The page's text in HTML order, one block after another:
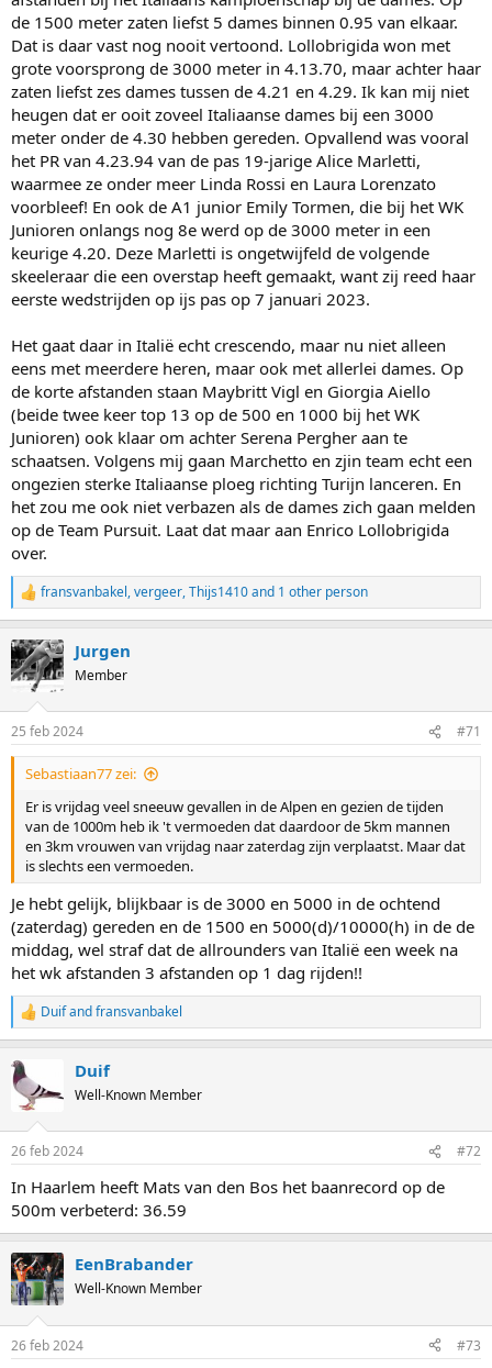
de 1500 meter zaten liefst 5 dames binnen 0.95 van elkaar.
Dat is daar vast nog nooit vertoond. Lollobrigida won met
grote voorsprong de 3000 meter in 4.13.70, maar achter haar
zaten liefst zes dames tussen de 4.21 en 4.29. Ik kan mij niet
heugen dat er ooit zoveel Italiaanse dames bij een 3000
meter onder de 4.30 hebben gereden. Opvallend was vooral
het PR van 4.23.94 van de pas 19-jarige Alice Marletti,
waarmee ze onder meer Linda Rossi en Laura Lorenzato
voorbleef! En ook de A1 junior Emily Tormen, die bij het WK
Junioren onlangs nog 8e werd op de 3000 meter in een
keurige 4.20. Deze Marletti is ongetwijfeld de volgende
skeeleraar die een overstap heeft gemaakt, want zij reed haar
eerste wedstrijden op ijs pas op 7 januari 2023.
Het gaat daar in Italië echt crescendo, maar nu niet alleen
eens met meerdere heren, maar ook met allerlei dames. Op
de korte afstanden staan Maybritt Vigl en Giorgia Aiello
(beide twee keer top 13 op de 500 en 1000 bij het WK
Junioren) ook klaar om achter Serena Pergher aan te
schaatsen. Volgens mij gaan Marchetto en zjin team echt een
ongezien sterke Italiaanse ploeg richting Turijn lanceren. En
het zou me ook niet verbazen als de dames zich gaan melden
op de Team Pursuit. Laat dat maar aan Enrico Lollobrigida
over.
R
e
c
t
i
s
:
fransvanbakel,vergeer,Thijs1410and 1 other person
Jurgen
Member
25 feb 2024 #71
Sebastiaan77 zei:
Er is vrijdag veel sneeuw gevallen in de Alpen en gezien de tijden
van de 1000m heb ik 't vermoeden dat daardoor de 5km mannen
en 3km vrouwen van vrijdag naar zaterdag zijn verplaatst. Maar dat
is slechts een vermoeden.
Je hebt gelijk, blijkbaar is de 3000 en 5000 in de ochtend
(zaterdag) gereden en de 1500 en 5000(d)/10000(h) in de de
middag, wel straf dat de allrounders van Italië een week na
het wk afstanden 3 afstanden op 1 dag rijden!!
R
e
c
t
i
s
Duifandfransvanbakel
Duif
Well-Known Member
26 feb 2024 #72
In Haarlem heeft Mats van den Bos het baanrecord op de
500m verbeterd: 36.59
EenBrabander
Well-Known Member
26 feb 2024 #73